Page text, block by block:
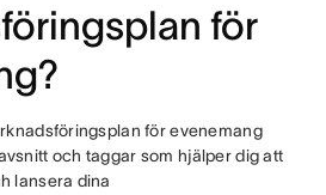
för
för evenemang
och taggar som hjälper dig att
lansera dina